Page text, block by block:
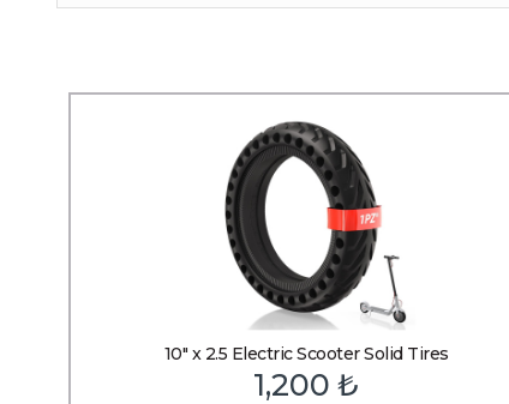
10″ x 2.5 Electric Scooter Solid Tires
1,200₺